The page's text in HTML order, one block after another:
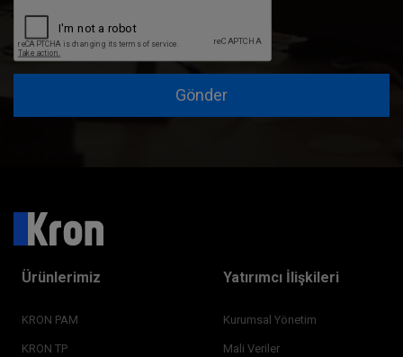
Gönder
Ürünlerimiz
KRON PAM
KRON TP
Yatırımcı İlişkileri
Kurumsal Yönetim
Mali Veriler